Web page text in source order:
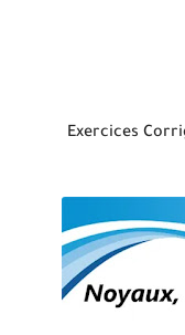
Exercices